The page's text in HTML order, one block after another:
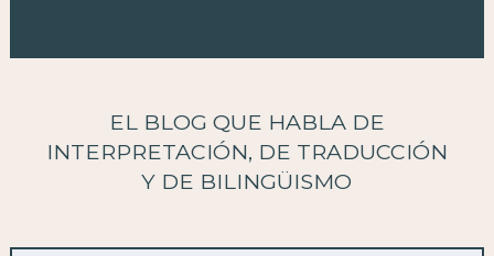
EL BLOG QUE HABLA DE
INTERPRETACIÓN, DE TRADUCCIÓN
Y DE BILINGÜISMO